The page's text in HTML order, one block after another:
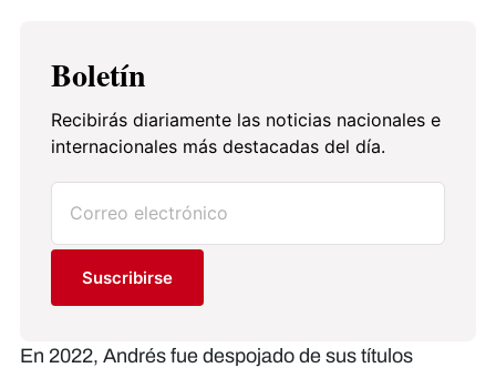
Boletín
Recibirás diariamente las noticias nacionales e
internacionales más destacadas del día.
Suscribirse
En 2022, Andrés fue despojado de sus títulos